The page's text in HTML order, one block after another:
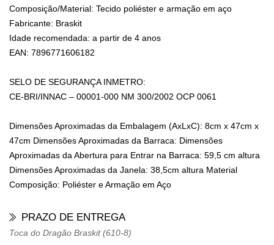
Composição/Material: Tecido poliéster e armação em aço
Fabricante: Braskit
Idade recomendada: a partir de 4 anos
EAN: 7896771606182
SELO DE SEGURANÇA INMETRO:
CE-BRI/INNAC – 00001-000 NM 300/2002 OCP 0061
Dimensões Aproximadas da Embalagem (AxLxC): 8cm x 47cm x
47cm Dimensões Aproximadas da Barraca: Dimensões
Aproximadas da Abertura para Entrar na Barraca: 59,5 cm altura
Dimensões Aproximadas da Janela: 38,5cm altura Material
Composição: Poliéster e Armação em Aço
PRAZO DE ENTREGA
Toca do Dragão Braskit (610-8)